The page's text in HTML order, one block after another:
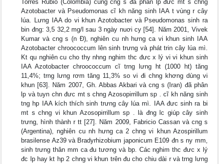
Torres Rubio (Colombia) cùng cng s đã phân lp đưc mt s chng
Azotobacter và Pseudomonas cĩ kh năng sinh IAA t vùng r cây
lúa. Lưng IAA do vi khun Azotobacter và Pseudomonas sinh ra
bin đng: 3,5 32,2 mg/l sau 3 ngày nuơi cy [54]. Năm 2001, Vivek
Kumar và cng s (n Đ), nghiên cu nh hưng ca vi khun sinh IAA
Azotobacter chroococcum lên sinh trưng và phát trin cây lúa mì.
Kt qu nghiên cu cho thy nhng nghim thc đưc x lý vi vi khun sinh
IAA Azotobacter chroococcum cĩ trng lưng ht (1000 ht) tăng
11,4%; trng lưng rơm tăng 11,3% so vi đi chng khơng dùng vi
khun [63]. Năm 2007, Gh. Abbas Akbari và cng s (Iran) đã phân
lp và tuyn chn đưc mt s chng Azosopirrillum sp . cĩ kh năng sinh
tng hp IAA kích thích sinh trưng cây lúa mì. IAA đưc sinh ra bi
mt s chng vi khun Azosopirrillum sp . là đng lc giúp cây sinh
trưng, hình thành r tt [27]. Năm 2009, Fabricio Cassan và cng s
(Argentina), nghiên cu nh hưng ca 2 chng vi khun Azospirillum
brasilense Az39 và Bradyrhizobium japonicum E109 đn s ny mm,
sinh trưng thân mm ca đu tương và bp. Các nghim thc đưc x lý
đc lp hay kt hp 2 chng vi khun trên đu cho chiu dài r và trng lưng